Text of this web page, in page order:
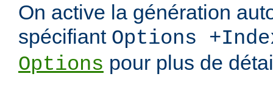
On active la génération
spécifiant Options
Options pour plus de